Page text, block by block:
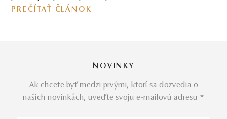
po zásnubné prstene a luxusné šperky od Mikuš
NOVINKY